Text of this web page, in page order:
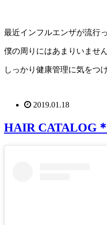
最近インフルエンザが流行
僕の周りにはあまりいませ
しっかり健康管理に気をつ
2019.01.18
HAIR CATALOG